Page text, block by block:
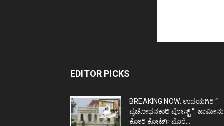
EDITOR PICKS
BREAKING NOW: ಉದಯಗಿರಿ “
ಪ್ರಚೋಧನಕಾರಿ ಪೋಸ್ಟ್‌ “: ಜಾಮೀನು
ಕೋರಿ ಕೋರ್ಟ್‌ ಮೊರೆ...